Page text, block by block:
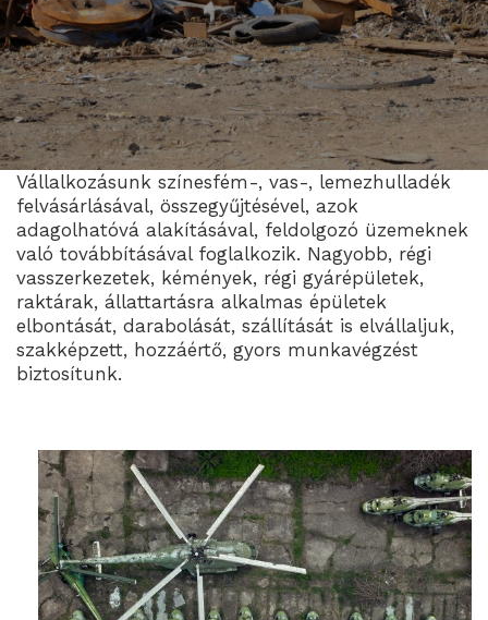
Vállalkozásunk színesfém-, vas-, lemezhulladék
felvásárlásával, összegyűjtésével, azok
adagolhatóvá alakításával, feldolgozó üzemeknek
való továbbításával foglalkozik. Nagyobb, régi
vasszerkezetek, kémények, régi gyárépületek,
raktárak, állattartásra alkalmas épületek
elbontását, darabolását, szállítását is elvállaljuk,
szakképzett, hozzáértő, gyors munkavégzést
biztosítunk.